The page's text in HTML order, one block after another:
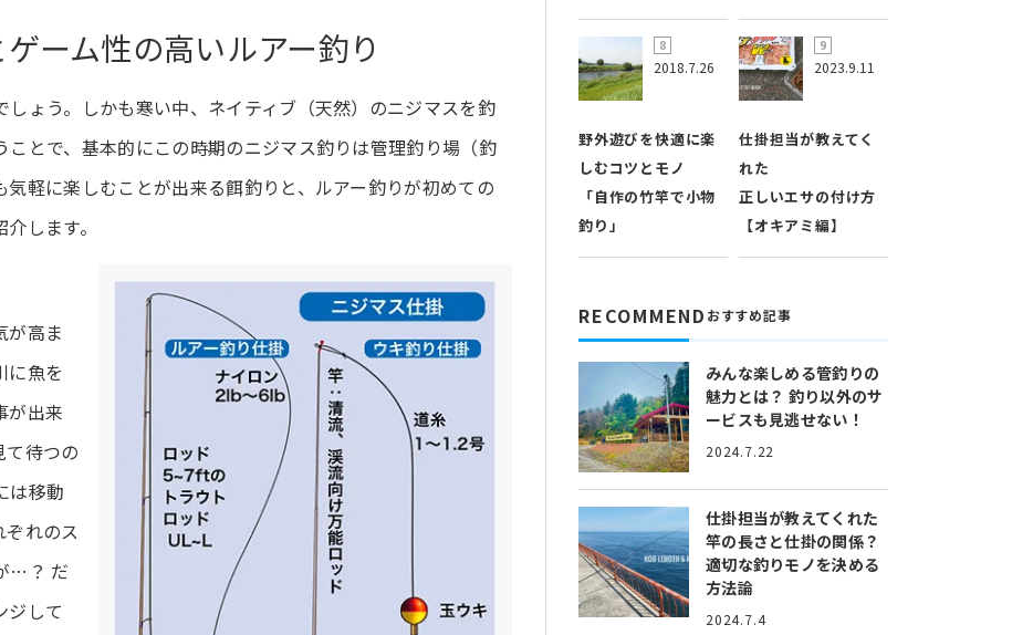
ーム性の高いルアー釣り
ょう。しかも寒い中、ネイティブ（天然）のニジマスを釣
とで、基本的にこの時期のニジマス釣りは管理釣り場（釣
軽に楽しむことが出来る餌釣りと、ルアー釣りが初めての
します。
が高ま
に魚を
が出来
て待つの
は移動
れのス
…？ だ
ジして
2018.7.26
野外遊びを快適に楽
しむコツとモノ
「自作の竹竿で小物
釣り」
2023.9.11
仕掛担当が教えてく
れた
正しいエサの付け方
【オキアミ編】
RECOMMEND おすすめ記事
みんな楽しめる管釣りの
魅力とは？ 釣り以外のサ
ービスも見逃せない！
2024.7.22
仕掛担当が教えてくれた
竿の長さと仕掛の関係？
適切な釣りモノを決める
方法論
2024.7.4